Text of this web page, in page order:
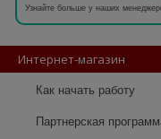
Узнайте больше у наших
Интернет-магазин
Как начать работу
Партнерская